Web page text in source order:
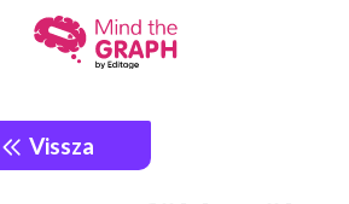
Vissza